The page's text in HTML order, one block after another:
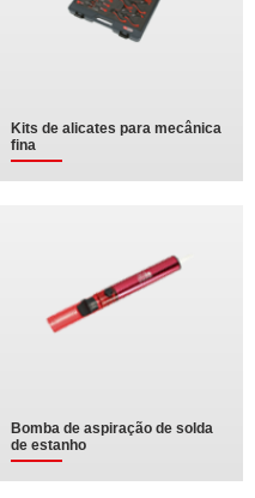
Kits de alicates para mecânica
fina
Bomba de aspiração de solda
de estanho